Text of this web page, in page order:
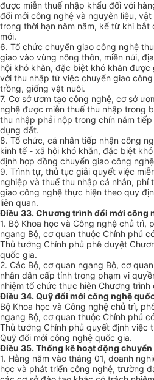
được miễn thuế nhập khẩu đối với
đổi mới công nghệ và nguyên liệu,
trong thời hạn năm năm, kể từ khi
mới.
6. Tổ chức chuyển giao công nghệ
giao vào vùng nông thôn, miền núi,
hội khó khăn, đặc biệt khó khăn
với thu nhập từ việc chuyển giao
trồng, giống vật nuôi.
7. Cơ sở ươm tạo công nghệ, cơ sở
nghệ được miễn thuế thu nhập trong
thu nhập phải nộp trong chín năm
dụng đất.
8. Tổ chức, cá nhân tiếp nhận công
kinh tế - xã hội khó khăn, đặc biệt
định hợp đồng chuyển giao công
9. Trình tự, thủ tục giải quyết việc
nghiệp và thuế thu nhập cá nhân, phí
giao công nghệ thực hiện theo quy
liên quan.
Điều 33. Chương trình đổi mới công
1. Bộ Khoa học và Công nghệ chủ trì,
ngang Bộ, cơ quan thuộc Chính phủ
Thủ tướng Chính phủ phê duyệt
quốc gia.
2. Các Bộ, cơ quan ngang Bộ, cơ
nhân dân cấp tỉnh trong phạm vi
nhiệm tổ chức thực hiện Chương
Điều 34. Quỹ đổi mới công nghệ
Bộ Khoa học và Công nghệ chủ trì,
ngang Bộ, cơ quan thuộc Chính phủ
Thủ tướng Chính phủ quyết định việc
Quỹ đổi mới công nghệ quốc gia.
Điều 35. Thống kê hoạt động
1. Hằng năm vào tháng 01, doanh
học và phát triển công nghệ, trường